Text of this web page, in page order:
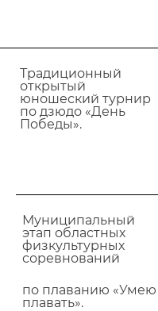
Традиционный
открытый
юношеский турнир
по дзюдо «День
Победы».
Муниципальный
этап областных
физкультурных
соревнований
по плаванию «Умею
плавать».